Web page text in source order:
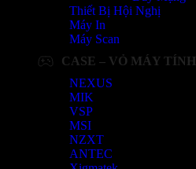
Thiết Bị Hội Nghị
Máy In
Máy Scan
CASE – VỎ MÁY TÍNH
NEXUS
MIK
VSP
MSI
NZXT
ANTEC